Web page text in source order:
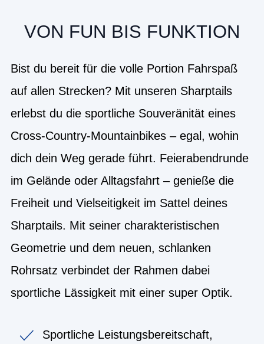
VON FUN BIS FUNKTION
Bist du bereit für die volle Portion Fahrspaß
auf allen Strecken? Mit unseren Sharptails
erlebst du die sportliche Souveränität eines
Cross-Country-Mountainbikes – egal, wohin
dich dein Weg gerade führt. Feierabendrunde
im Gelände oder Alltagsfahrt – genieße die
Freiheit und Vielseitigkeit im Sattel deines
Sharptails. Mit seiner charakteristischen
Geometrie und dem neuen, schlanken
Rohrsatz verbindet der Rahmen dabei
sportliche Lässigkeit mit einer super Optik.
Sportliche Leistungsbereitschaft,